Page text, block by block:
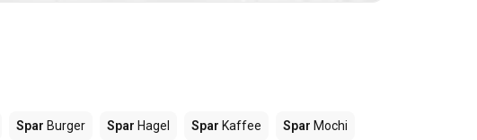
Spar Burger Spar Hagel Spar Kaffee Spar Mochi